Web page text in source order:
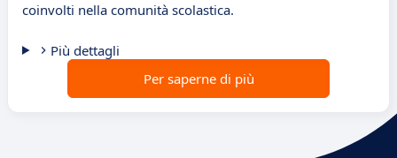
coinvolti nella comunità scolastica.
Più dettagli
Per saperne di più